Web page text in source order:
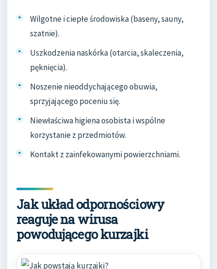
Wilgotne i ciepłe środowiska (baseny, sauny,
szatnie).
Uszkodzenia naskórka (otarcia, skaleczenia,
pęknięcia).
Noszenie nieoddychającego obuwia,
sprzyjającego poceniu się.
Niewłaściwa higiena osobista i wspólne
korzystanie z przedmiotów.
Kontakt z zainfekowanymi powierzchniami.
Jak układ odpornościowy
reaguje na wirusa
powodującego kurzajki